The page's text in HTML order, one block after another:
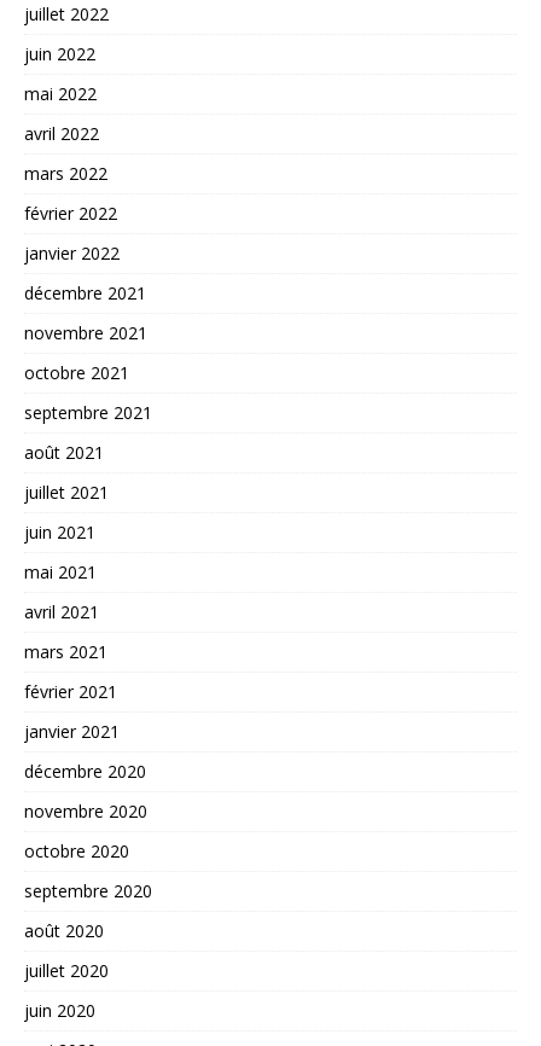
juillet 2022
juin 2022
mai 2022
avril 2022
mars 2022
février 2022
janvier 2022
décembre 2021
novembre 2021
octobre 2021
septembre 2021
août 2021
juillet 2021
juin 2021
mai 2021
avril 2021
mars 2021
février 2021
janvier 2021
décembre 2020
novembre 2020
octobre 2020
septembre 2020
août 2020
juillet 2020
juin 2020